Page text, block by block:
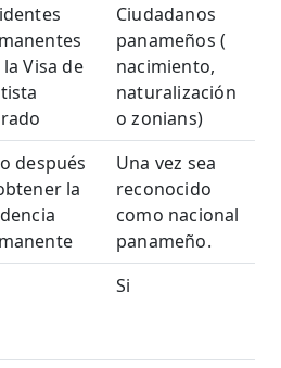
Visa de
Ciudadanos
panameños (
nacimiento,
naturalización
o zonians)
después
la
Una vez sea
reconocido
como nacional
panameño.
Si